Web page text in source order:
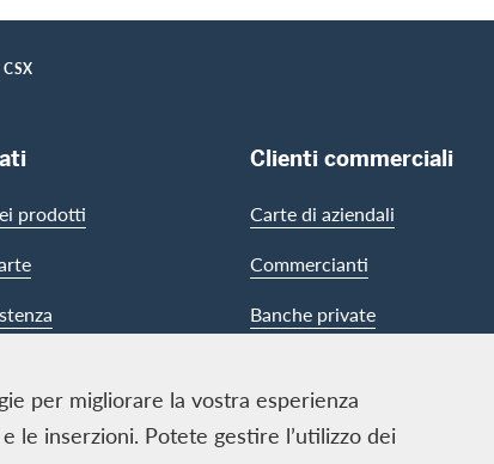
per migliorare la vostra esperienza
le inserzioni. Potete gestire l’utilizzo dei
prodotti
Clienti commerciali
Carte di aziendali
Commercianti
Banche private